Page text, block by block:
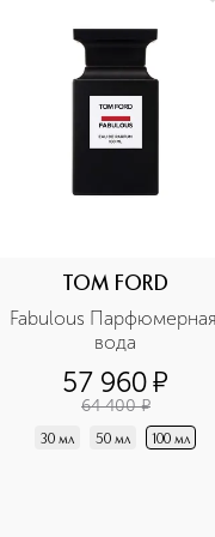
TOM FORD
Fabulous Парфюмерная
вода
57 960¤
64 400 ¤
30 мл 50 мл 100 мл